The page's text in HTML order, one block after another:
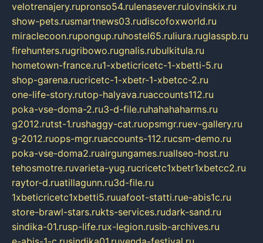
velotrenajery.rupronso54.rulenasever.rulovinskix.ru
show-pets.rusmartnews03.rudiscofoxworld.ru
miraclecoon.rupongup.ruhostel65.ruliura.ruglasspb.ru
firehunters.rugribowo.rugnalis.rubulkitula.ru
hometown-france.ru1-xbeticricetc-1-xbetti-5.ru
shop-garena.rucricetc-1-xbetr-1-xbetcc-2.ru
one-life-story.rutop-halyava.ruaccounts112.ru
poka-vse-doma-2.ru3-d-file.ruhahahaharms.ru
g2012.rutst-1.rushaggy-cat.ruopsmgr.ruev-gallery.ru
g-2012.ruops-mgr.ruaccounts-112.rucsm-demo.ru
poka-vse-doma2.ruairgungames.ruallseo-host.ru
tehosmotre.ruvarieta-yug.rucricetc1xbetr1xbetcc2.ru
raytor-d.ruatillagunn.ru3d-file.ru
1xbeticricetc1xbetti5.ruuafoot-statti.rue-abis1c.ru
store-brawl-stars.rukts-services.rudark-sand.ru
sindika-01.rusp-life.rux-legion.rusib-archives.ru